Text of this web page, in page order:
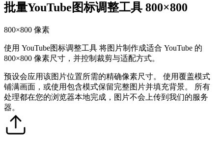
批量YouTube图标调整工具 800×800
800×800 像素
使用 YouTube图标调整工具 将图片制作成适合 YouTube 的
800×800 像素尺寸，并控制裁剪与适配方式。
预设会应用该图片位置所需的精确像素尺寸。 使用覆盖模式
铺满画面，或使用包含模式保留完整图片并填充背景。
所有
处理都在您的浏览器本地完成，图片不会上传到我们的服务
器。